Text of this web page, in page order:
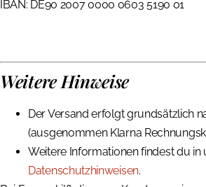
IBAN: DE90 2007 0000 0603 5190 01
Weitere Hinweise
Der Versand erfolgt grundsätzlich
(ausgenommen Klarna
Weitere Informationen findest du in
Datenschutzhinweisen.